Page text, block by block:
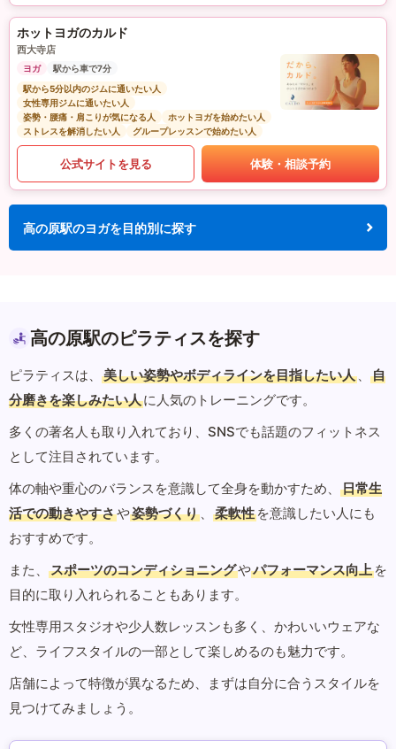
ホットヨガのカルド
西大寺店
ヨガ
駅から車で7分
駅から5分以内のジムに通いたい人
女性専用ジムに通いたい人
姿勢・腰痛・肩こりが気になる人
ホットヨガを始めたい人
ストレスを解消したい人
グループレッスンで始めたい人
公式サイトを見る 体験・相談予約
高の原駅のヨガを目的別に探す
高の原駅のピラティスを探す
ピラティスは、 美しい姿勢やボディラインを目指したい人 、
自
分磨きを楽しみたい人に人気のトレーニングです。
多くの著名人も取り入れており、SNSでも話題のフィットネス
として注目されています。
体の軸や重心のバランスを意識して全身を動かすため、
日常生
活での動きやすさや姿勢づくり 、 柔軟性 を意識したい人にも
おすすめです。
また、
スポーツのコンディショニングやパフォーマンス向上 を
目的に取り入れられることもあります。
女性専用スタジオや少人数レッスンも多く、かわいいウェアな
ど、ライフスタイルの一部として楽しめるのも魅力です。
店舗によって特徴が異なるため、まずは自分に合うスタイルを
見つけてみましょう。